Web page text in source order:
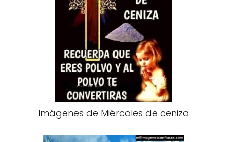
Imágenes de Miércoles de ceniza